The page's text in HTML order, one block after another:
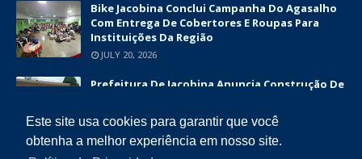
Este site usa cookies para garantir que você
obtenha a melhor experiência em nosso site.
Bike Jacobina Conclui Campanha Do Agasalho
Com Entrega De Cobertores E Roupas Para
Instituições Da Região
JULY 20, 2026
Prefeitura De Jacobina Anuncia Construção De
Superior A R$ 1,7 Milhão
JUNE 12, 2026